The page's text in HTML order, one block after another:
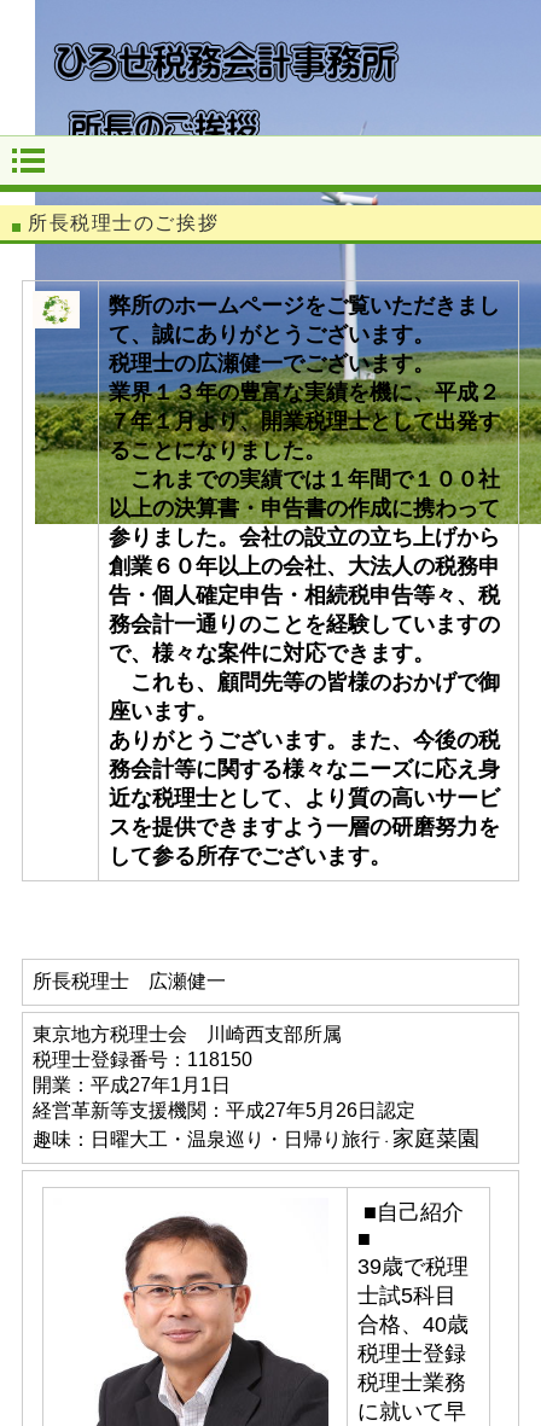
所長税理士のご挨拶
弊所のホームページをご覧いただきまし
て、誠にありがとうございます。
税理士の広瀬健一でございます。
業界１３年の豊富な実績を機に、平成２
７年１月より、開業税理士として出発す
ることになりました。
これまでの実績では１年間で１００社
以上の決算書・申告書の作成に携わって
参りました。会社の設立の立ち上げから
創業６０年以上の会社、大法人の税務申
告・個人確定申告・相続税申告等々、税
務会計一通りのことを経験していますの
で、様々な案件に対応できます。
これも、顧問先等の皆様のおかげで御
座います。
ありがとうございます。また、今後の税
務会計等に関する様々なニーズに応え身
近な税理士として、より質の高いサービ
スを提供できますよう一層の研磨努力を
して参る所存でございます。
所長税理士 広瀬健一
東京地方税理士会 川崎西支部所属
税理士登録番号：118150
開業：平成27年1月1日
経営革新等支援機関：平成27年5月26日認定
趣味：日曜大工・温泉巡り・日帰り旅行・ 家庭菜園
■自己紹介
■
39歳で税理
士試5科目
合格、40歳
税理士登録
税理士業務
に就いて早